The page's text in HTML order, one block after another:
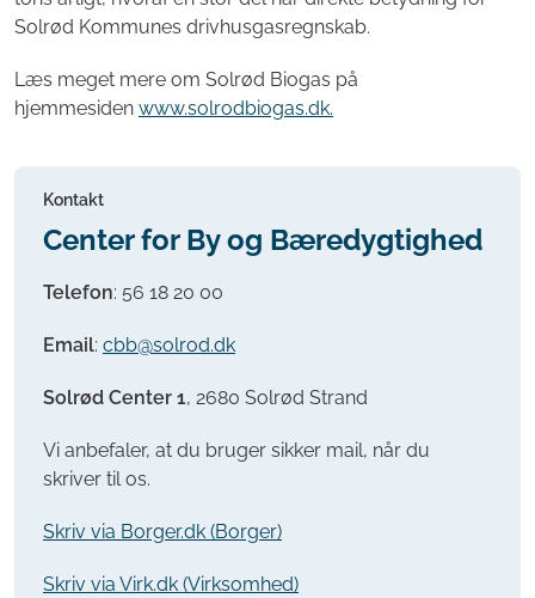
Solrød Kommunes drivhusgasregnskab.
Læs meget mere om Solrød Biogas på
hjemmesiden www.solrodbiogas.dk.
Kontakt
Center for By og Bæredygtighed
Telefon: 56 18 20 00
Email: cbb@solrod.dk
Solrød Center 1, 2680 Solrød Strand
Vi anbefaler, at du bruger sikker mail, når du
skriver til os.
Skriv via Borger.dk (Borger)
Skriv via Virk.dk (Virksomhed)